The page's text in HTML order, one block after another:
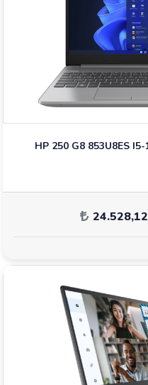
HP 250 G8 853U8ES
24.528,12